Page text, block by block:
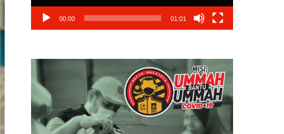
00:00 01:01